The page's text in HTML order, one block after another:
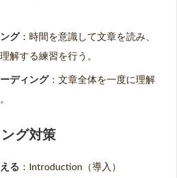
グ：時間を意識して文章を読み、
解する練習を行う。
ディング：文章全体を一度に理解
グ対策
る ：Introduction（導入）